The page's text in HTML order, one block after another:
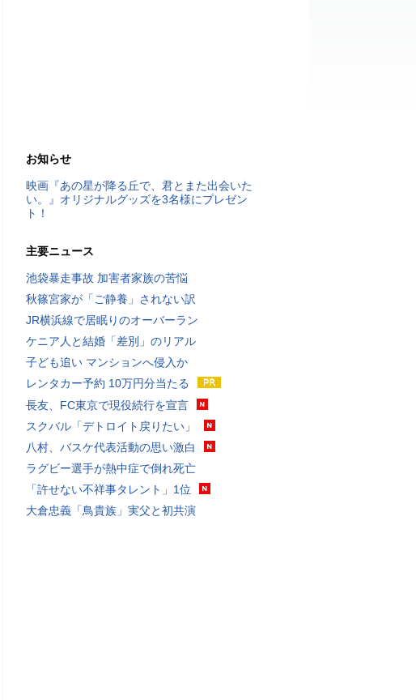
お知らせ
映画『あの星が降る丘で、君とまた出会いた
い。』オリジナルグッズを3名様にプレゼン
ト！
主要ニュース
池袋暴走事故 加害者家族の苦悩
秋篠宮家が「ご静養」されない訳
JR横浜線で居眠りのオーバーラン
ケニア人と結婚「差別」のリアル
子ども追い マンションへ侵入か
レンタカー予約 10万円分当たる
長友、FC東京で現役続行を宣言
スクバル「デトロイト戻りたい」
八村、バスケ代表活動の思い激白
ラグビー選手が熱中症で倒れ死亡
「許せない不祥事タレント」1位
大倉忠義「鳥貴族」実父と初共演